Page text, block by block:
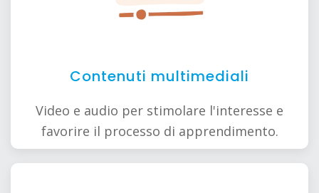
Contenuti multimediali
Video e audio per stimolare l'interesse e
favorire il processo di apprendimento.